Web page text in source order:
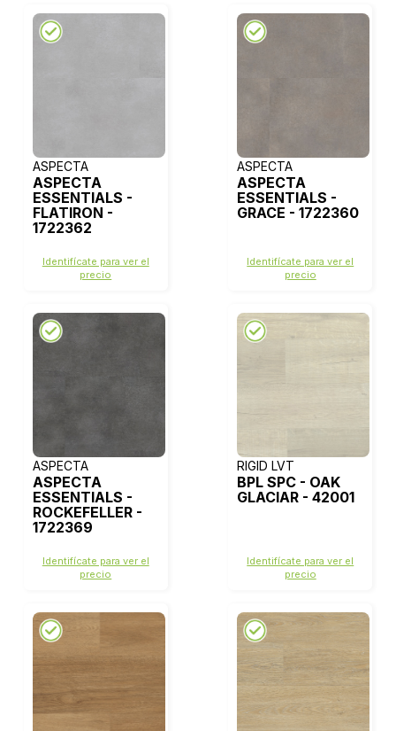
ASPECTA
ASPECTA
ESSENTIALS -
FLATIRON -
1722362
Identifícate para ver el
precio
ASPECTA
ASPECTA
ESSENTIALS -
GRACE - 1722360
Identifícate para ver el
precio
ASPECTA
ASPECTA
ESSENTIALS -
ROCKEFELLER -
1722369
Identifícate para ver el
precio
RIGID LVT
BPL SPC - OAK
GLACIAR - 42001
Identifícate para ver el
precio